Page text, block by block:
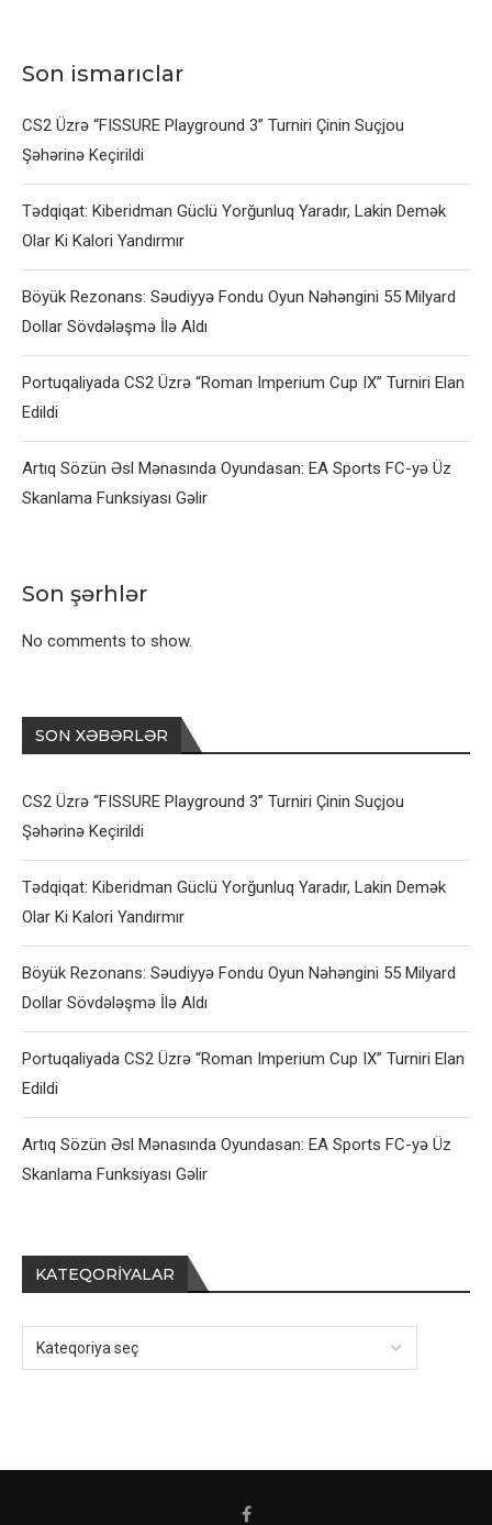
Son ismarıclar
CS2 Üzrə “FISSURE Playground 3” Turniri Çinin Suçjou
Şəhərinə Keçirildi
Tədqiqat: Kiberidman Güclü Yorğunluq Yaradır, Lakin Demək
Olar Ki Kalori Yandırmır
Böyük Rezonans: Səudiyyə Fondu Oyun Nəhəngini 55 Milyard
Dollar Sövdələşmə İlə Aldı
Portuqaliyada CS2 Üzrə “Roman Imperium Cup IX” Turniri Elan
Edildi
Artıq Sözün Əsl Mənasında Oyundasan: EA Sports FC-yə Üz
Skanlama Funksiyası Gəlir
Son şərhlər
No comments to show.
SON XƏBƏRLƏR
CS2 Üzrə “FISSURE Playground 3” Turniri Çinin Suçjou
Şəhərinə Keçirildi
Tədqiqat: Kiberidman Güclü Yorğunluq Yaradır, Lakin Demək
Olar Ki Kalori Yandırmır
Böyük Rezonans: Səudiyyə Fondu Oyun Nəhəngini 55 Milyard
Dollar Sövdələşmə İlə Aldı
Portuqaliyada CS2 Üzrə “Roman Imperium Cup IX” Turniri Elan
Edildi
Artıq Sözün Əsl Mənasında Oyundasan: EA Sports FC-yə Üz
Skanlama Funksiyası Gəlir
KATEQORIYALAR